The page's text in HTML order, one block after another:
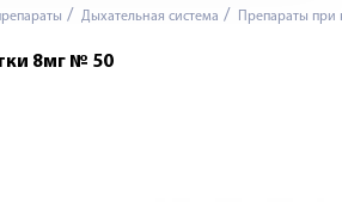
Дыхательная система Препараты при
8мг № 50